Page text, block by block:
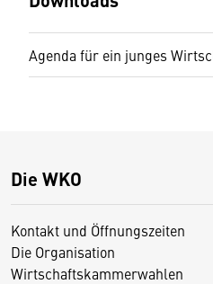
Agenda für ein junges
Die WKO
Kontakt und Öffnungszeiten
Die Organisation
Wirtschaftskammerwahlen